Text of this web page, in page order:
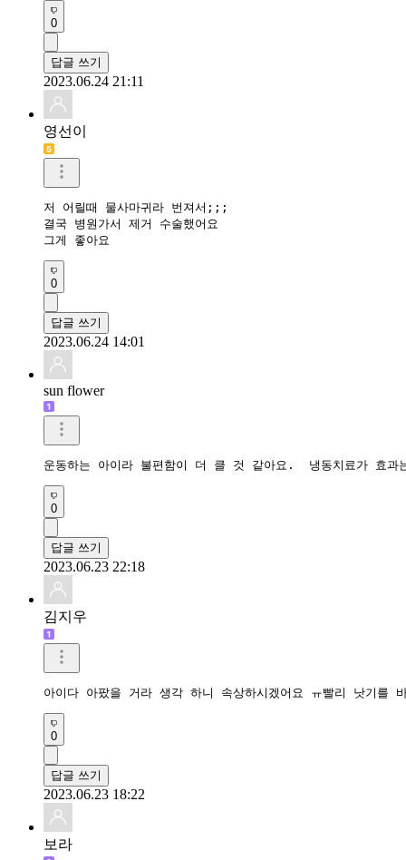
0
답글 쓰기
2023.06.24 21:11
영선이
저 어릴때 물사마귀라 번져서;;;
결국 병원가서 제거 수술했어요
그게 좋아요
0
답글 쓰기
2023.06.24 14:01
sun flower
운동하는 아이라 불편함이 더 클 것 같아요.  냉동치료가 효
0
답글 쓰기
2023.06.23 22:18
김지우
아이다 아팠을 거라 생각 하니 속상하시겠어요 ㅠ빨리 낫기를
0
답글 쓰기
2023.06.23 18:22
보라